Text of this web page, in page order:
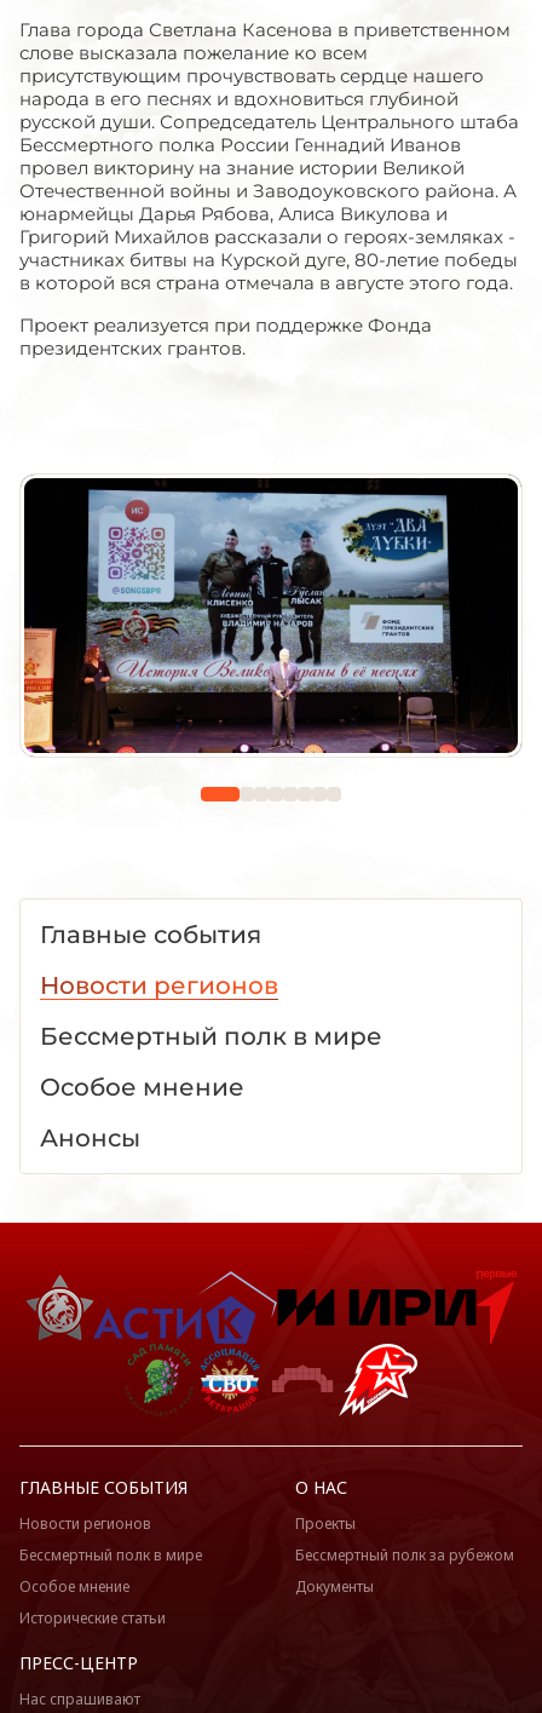
Глава города Светлана Касенова в приветственном
слове высказала пожелание ко всем
присутствующим прочувствовать сердце нашего
народа в его песнях и вдохновиться глубиной
русской души. Сопредседатель Центрального штаба
Бессмертного полка России Геннадий Иванов
провел викторину на знание истории Великой
Отечественной войны и Заводоуковского района. А
юнармейцы Дарья Рябова, Алиса Викулова и
Григорий Михайлов рассказали о героях-земляках -
участниках битвы на Курской дуге, 80-летие победы
в которой вся страна отмечала в августе этого года.
Проект реализуется при поддержке Фонда
президентских грантов.
Главные события
Новости регионов
Бессмертный полк в мире
Особое мнение
Анонсы
ГЛАВНЫЕ СОБЫТИЯ
Новости регионов
Бессмертный полк в мире
Особое мнение
Исторические статьи
О НАС
Проекты
Бессмертный полк за рубежом
Документы
ПРЕСС-ЦЕНТР
Нас спрашивают